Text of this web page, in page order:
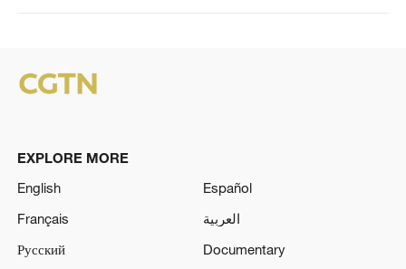
EXPLORE MORE
English
Español
Français
العربية
Русский
Documentary